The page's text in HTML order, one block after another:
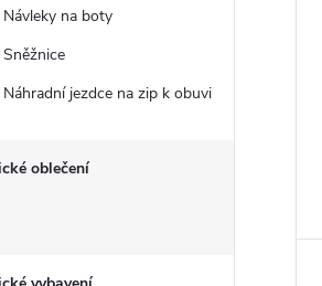
Návleky na boty
Sněžnice
Náhradní jezdce na zip k obuvi
oblečení
u